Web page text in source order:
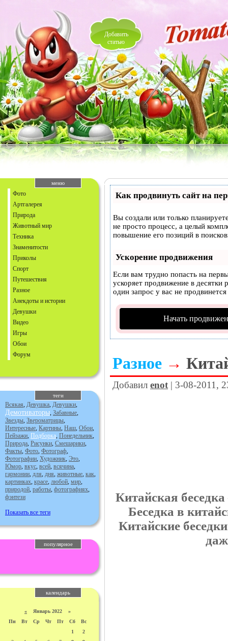
Добавить
статью
меню
Фото
Артгалерея
Природа
Животный мир
Техника
Знаменитости
Приколы
Спорт
Путешествия
Разное
Анекдоты и истории
Девушки
Видео
Игры
Обои
Форум
теги
Всякая, Девушка, Девушки,
Демотиваторы, Забавные,
Звезды, Звероматрицы,
Интересные, Картины, Наш, Обои,
Пейзажи, Подборка, Понедельник,
Природа, Рисунки, Смешарики,
Факты, Фото, Фотограф,
Фотографии, Художник, Это,
Юмор, вкус, всей, всячина,
гармонии, для, дня, животные, как,
картинках, красе, любой, мир,
природой, работы, фотографиях,
фэнтези
Показать все теги
популярное
календарь
« Январь 2022 »
Пн
Вт Ср Чт Пт Сб
Вс
1
2
Как продвинуть сайт на
Вы создали или только
не просто процесс, а целый
повышение его позиций в
Ускорение продвижения
Если вам трудно попасть на
ускоряет продвижение в десятки
один запрос у вас не
Начать
Разное →
Добавил enot | 3-08-2011,
Китайская
Беседка в
Китайские